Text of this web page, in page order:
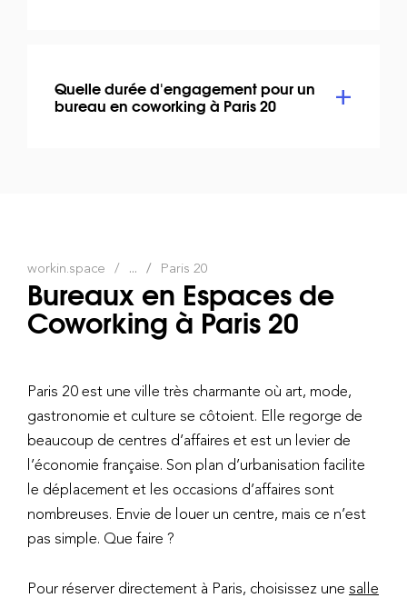
Quelle durée d'engagement pour un
bureau en coworking à Paris 20
workin.space ... Paris 20
Bureaux en Espaces de
Coworking à Paris 20
Paris 20 est une ville très charmante où art, mode,
gastronomie et culture se côtoient. Elle regorge de
beaucoup de centres d’affaires et est un levier de
l’économie française. Son plan d’urbanisation facilite
le déplacement et les occasions d’affaires sont
nombreuses. Envie de louer un centre, mais ce n’est
pas simple. Que faire ?
Pour réserver directement à Paris, choisissez une salle